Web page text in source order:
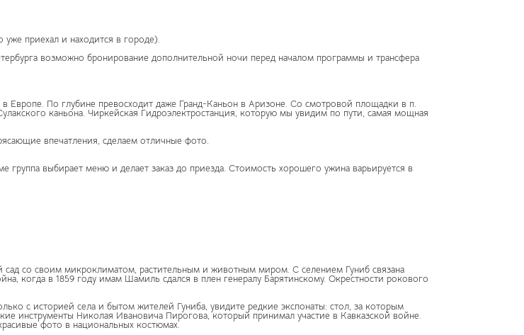
уже приехал и находится в городе).
возможно бронирование дополнительной ночи перед началом программы и трансфера
Европе. По глубине превосходит даже Гранд-Каньон в Аризоне. Со смотровой площадки в п.
каньона. Чиркейская Гидроэлектростанция, которую мы увидим по пути, самая мощная
впечатления, сделаем отличные фото.
выбирает меню и делает заказ до приезда. Стоимость хорошего ужина варьируется в
со своим микроклиматом, растительным и животным миром. С селением Гуниб связана
когда в 1859 году имам Шамиль сдался в плен генералу Барятинскому. Окрестности рокового
с историей села и бытом жителей Гуниба, увидите редкие экспонаты: стол, за которым
инструменты Николая Ивановича Пирогова, который принимал участие в Кавказской войне.
фото в национальных костюмах.